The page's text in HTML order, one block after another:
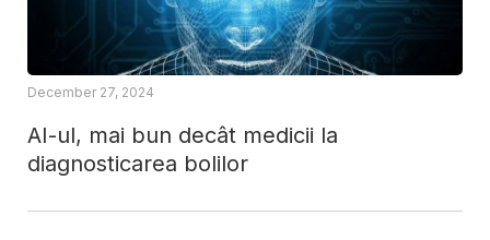
AI-ul, mai bun decât medicii la
diagnosticarea bolilor
December 27, 2024